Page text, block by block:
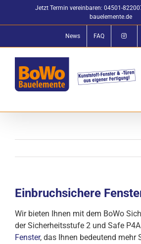
Jetzt Termin vereinbaren: 04501-
bauelemente.de
News FAQ
Einbruchsichere
Wir bieten Ihnen mit dem BoWo
der Sicherheitsstufe 2 und Safe
Fenster, das Ihnen bedeutend mehr